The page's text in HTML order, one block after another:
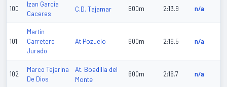
100
Izan Garcia
Caceres
C.D. Tajamar 600m 2:13.9 n/a
101
Martin
Carretero
Jurado
At Pozuelo 600m 2:16.5 n/a
102
Marco Tejerina
De Dios
At. Boadilla del
Monte
600m 2:16.7 n/a